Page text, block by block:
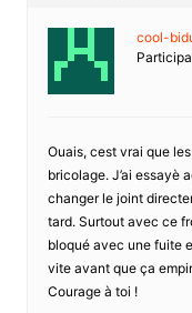
cool-
Ouais, cest vrai que
bricolage. J’ai essayè
changer le joint
tard. Surtout avec ce
bloqué avec une fuite
vite avant que ça
Courage à toi !